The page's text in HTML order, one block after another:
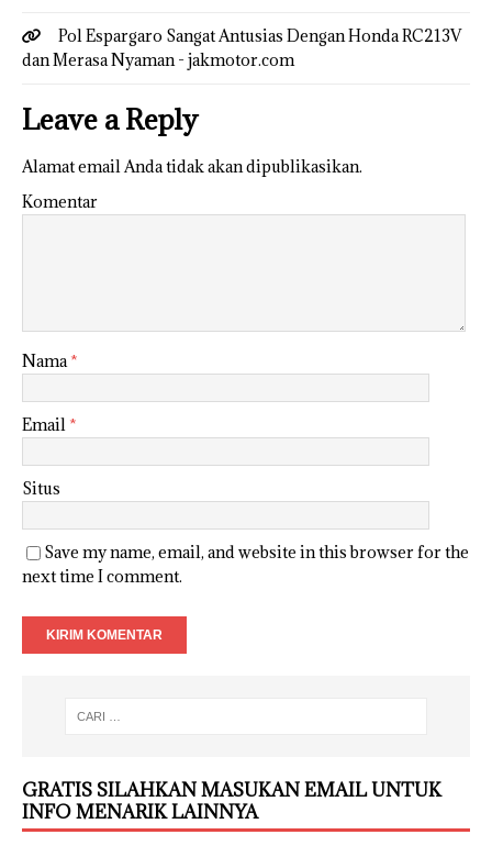
Pol Espargaro Sangat Antusias Dengan Honda RC213V
dan Merasa Nyaman - jakmotor.com
Leave a Reply
Alamat email Anda tidak akan dipublikasikan.
Komentar
Nama *
Email *
Situs
Save my name, email, and website in this browser for the
next time I comment.
GRATIS SILAHKAN MASUKAN EMAIL UNTUK
INFO MENARIK LAINNYA